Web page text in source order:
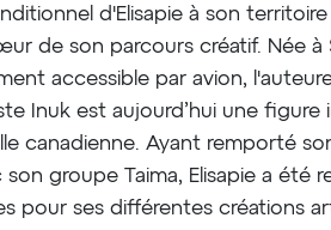
d'Elisapie à son
de son parcours créatif. Née à
accessible par avion,
Inuk est aujourd’hui une figure
canadienne. Ayant remporté
groupe Taima, Elisapie a été
pour ses différentes créations